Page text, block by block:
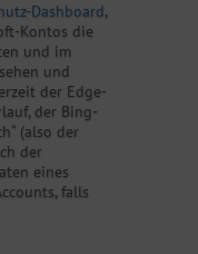
Dashboard,
Kontos die
und im
und
der Edge-
der Bing-
(also der
der
eines
falls